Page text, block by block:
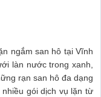
ngắm san hô tại Vĩnh
làn nước trong xanh,
rạn san hô đa dạng
gói dịch vụ lặn từ